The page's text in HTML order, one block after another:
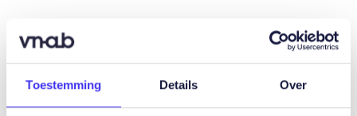
Toestemming Details Over
17 SEPTEMBER 13:30-